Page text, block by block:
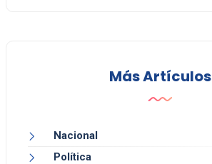
Más Artículos
Nacional
Política